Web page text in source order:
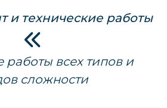
и технические работы
работы всех типов и
сложности